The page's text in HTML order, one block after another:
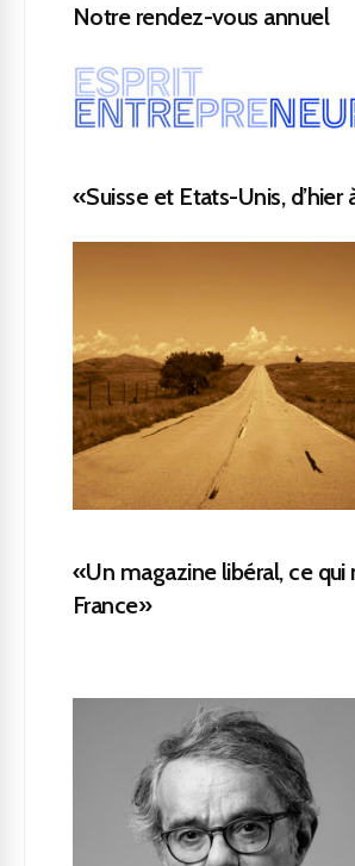
Notre rendez-vous annuel
«Suisse et Etats-Unis, d’hier
«Un magazine libéral, ce qui
France»